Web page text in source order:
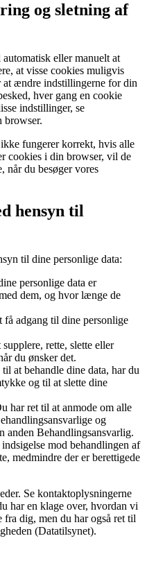
og sletning af
eller manuelt at
at visse cookies muligvis
at ændre indstillingerne for din
hver gang en cookie
indstillinger, se
browser.
fungerer korrekt, hvis alle
cookies i din browser, vil de
når du besøger vores
hensyn til
til dine personlige data:
personlige data er
dem, og hvor længe de
adgang til dine personlige
rette, slette eller
du ønsker det.
at behandle dine data, har du
og til at slette dine
har ret til at anmode om alle
og
anden Behandlingsansvarlig.
mod behandlingen af
medmindre der er berettigede
Se kontaktoplysningerne
har en klage over, hvordan vi
dig, men du har også ret til
(Datatilsynet).